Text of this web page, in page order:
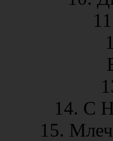
14. С
15.